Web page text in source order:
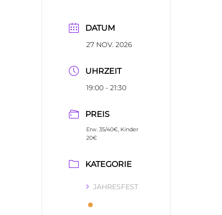
DATUM
27 NOV. 2026
UHRZEIT
19:00 - 21:30
PREIS
Erw. 35/40€, Kinder
20€
KATEGORIE
JAHRESFEST